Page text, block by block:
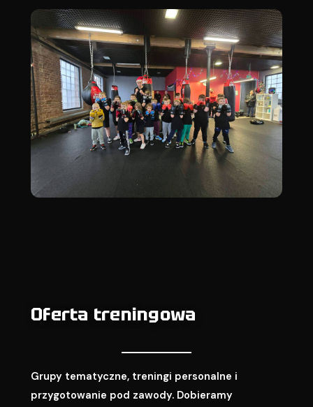
Oferta treningowa
Grupy tematyczne, treningi personalne i
przygotowanie pod zawody. Dobieramy